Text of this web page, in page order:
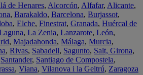
de Henares, Alcorcón, Alfafar, Alicante,
, Barakaldo, Barcelona, Burjassot,
, Elche, Finestrat, Granada, Huércal de
, La Zenia, Lanzarote, León,
, Majadahonda, Málaga, Murcia,
, Rivas, Sabadell, Sagunto, Salt, Girona,
Santander, Santiago de Compostela,
, Viana, Vilanova i la Geltrú, Zaragoza